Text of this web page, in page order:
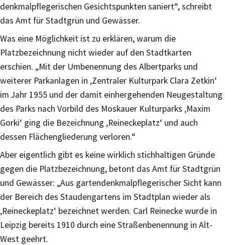
denkmalpflegerischen Gesichtspunkten saniert“, schreibt
das Amt für Stadtgrün und Gewässer.
Was eine Möglichkeit ist zu erklären, warum die
Platzbezeichnung nicht wieder auf den Stadtkarten
erschien. „Mit der Umbenennung des Albertparks und
weiterer Parkanlagen in ‚Zentraler Kulturpark Clara Zetkin‘
im Jahr 1955 und der damit einhergehenden Neugestaltung
des Parks nach Vorbild des Moskauer Kulturparks ‚Maxim
Gorki‘ ging die Bezeichnung ‚Reineckeplatz‘ und auch
dessen Flächengliederung verloren.“
Aber eigentlich gibt es keine wirklich stichhaltigen Gründe
gegen die Platzbezeichnung, betont das Amt für Stadtgrün
und Gewässer: „Aus gartendenkmalpflegerischer Sicht kann
der Bereich des Staudengartens im Stadtplan wieder als
‚Reineckeplatz‘ bezeichnet werden. Carl Reinecke wurde in
Leipzig bereits 1910 durch eine Straßenbenennung in Alt-
West geehrt.